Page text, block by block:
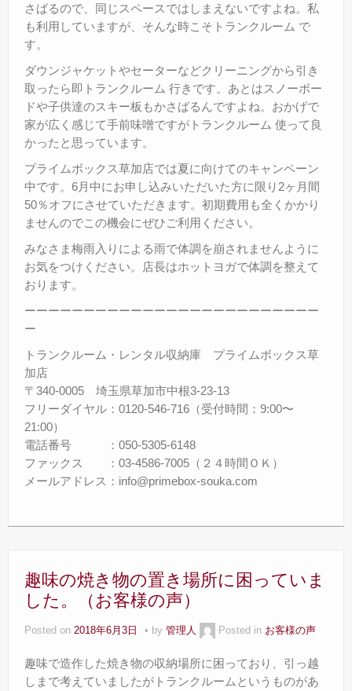
さばるので、同じスペースではしまえないですよね。私
も利用していますが、そんな時こそトランクルーム で
す。
ダウンジャケットやセーターなどクリーニングから引き
取ったら即トランクルーム 行きです。あとはスノーボー
ドや子供達のスキー板もかさばるんですよね。おかげで
家が広く感じて手前味噌ですがトランクルーム 使って良
かったと思っています。
プライムボックス草加店では夏に向けてのキャンペーン
中です。6月中にお申し込みいただいた方に限り2ヶ月間
50％オフにさせていただきます。初期費用も全くかかり
ませんのでこの機会にぜひご利用ください。
みなさま梅雨入りによる雨で体調を崩されませんように
お気をつけください。店長はホットヨガで体調を整えて
おります。
ーーーーーーーーーーーーーーーーーーーーーーーーー
ー
トランクルーム・レンタル収納庫 プライムボックス草
加店
〒340-0005 埼玉県草加市中根3-23-13
フリーダイヤル：0120-546-716（受付時間：9:00〜
21:00）
電話番号 ：050-5305-6148
ファックス ：03-4586-7005（２４時間ＯＫ）
メールアドレス：info@primebox-souka.com
趣味の焼き物の置き場所に困っていま
した。（お客様の声）
Posted on 2018年6月3日 by 管理人 Posted in お客様の声
趣味で造作した焼き物の収納場所に困っており、引っ越
しまで考えていましたがトランクルームというものがあ